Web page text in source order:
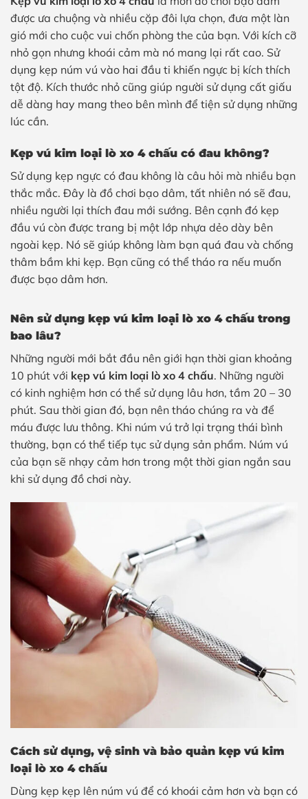
được ưa chuộng và nhiều cặp đôi lựa chọn, đưa một làn
gió mới cho cuộc vui chốn phòng the của bạn. Với kích cỡ
nhỏ gọn nhưng khoái cảm mà nó mang lại rất cao. Sử
dụng kẹp núm vú vào hai đầu ti khiến ngực bị kích thích
tột độ. Kích thước nhỏ cũng giúp người sử dụng cất giấu
dễ dàng hay mang theo bên mình để tiện sử dụng những
lúc cần.
Kẹp vú kim loại lò xo 4 chấu có đau không?
Sử dụng kẹp ngực có đau không là câu hỏi mà nhiều bạn
thắc mắc. Đây là đồ chơi bạo dâm, tất nhiên nó sẽ đau,
nhiều người lại thích đau mới sướng. Bên cạnh đó kẹp
đầu vú còn được trang bị một lớp nhựa dẻo dày bên
ngoài kẹp. Nó sẽ giúp không làm bạn quá đau và chống
thâm bầm khi kẹp. Bạn cũng có thể tháo ra nếu muốn
được bạo dâm hơn.
Nên sử dụng kẹp vú kim loại lò xo 4 chấu trong
bao lâu?
Những người mới bắt đầu nên giới hạn thời gian khoảng
10 phút với kẹp vú kim loại lò xo 4 chấu. Những người
có kinh nghiệm hơn có thể sử dụng lâu hơn, tầm 20 – 30
phút. Sau thời gian đó, bạn nên tháo chúng ra và để
máu được lưu thông. Khi núm vú trở lại trạng thái bình
thường, bạn có thể tiếp tục sử dụng sản phẩm. Núm vú
của bạn sẽ nhạy cảm hơn trong một thời gian ngắn sau
khi sử dụng đồ chơi này.
Cách sử dụng, vệ sinh và bảo quản kẹp vú kim
loại lò xo 4 chấu
Dùng kẹp kẹp lên núm vú để có khoái cảm hơn và bạn có